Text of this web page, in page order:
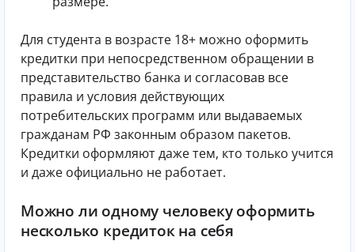
Для студента в возрасте 18+ можно оформить
кредитки при непосредственном обращении в
представительство банка и согласовав все
правила и условия действующих
потребительских программ или выдаваемых
гражданам РФ законным образом пакетов.
Кредитки оформляют даже тем, кто только учится
и даже официально не работает.
Можно ли одному человеку оформить
несколько кредиток на себя